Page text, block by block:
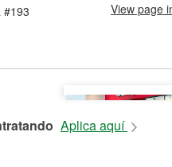
#193 View page
Aplica aquí